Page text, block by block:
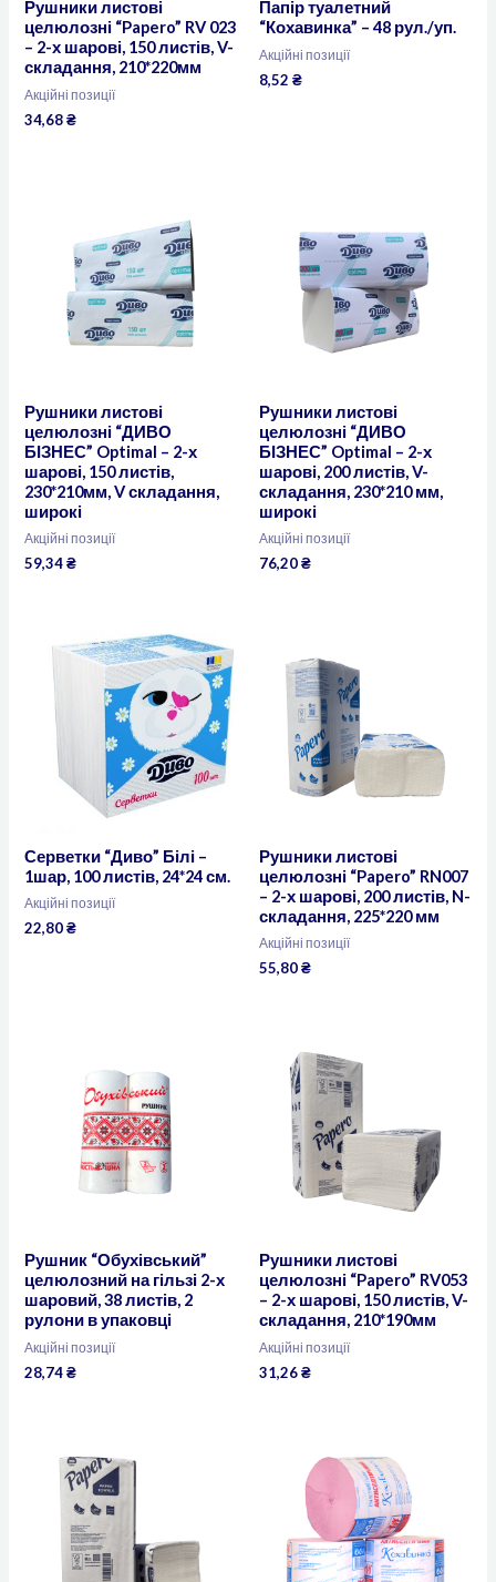
Рушники листові
целюлозні “Papero” RV 023
– 2-х шарові, 150 листів, V-
складання, 210*220мм
Акційні позиції
34,68₴
Папір туалетний
“Кохавинка” – 48 рул./уп.
Акційні позиції
8,52 ₴
Рушники листові
целюлозні “ДИВО
БІЗНЕС” Optimal – 2-х
шарові, 150 листів,
230*210мм, V складання,
широкі
Акційні позиції
59,34₴
Рушники листові
целюлозні “ДИВО
БІЗНЕС” Optimal – 2-х
шарові, 200 листів, V-
складання, 230*210 мм,
широкі
Акційні позиції
76,20₴
Серветки “Диво” Білі –
1шар, 100 листів, 24*24 см.
Акційні позиції
22,80₴
Рушники листові
целюлозні “Papero” RN007
– 2-х шарові, 200 листів, N-
складання, 225*220 мм
Акційні позиції
55,80₴
Рушник “Обухівський”
целюлозний на гільзі 2-х
шаровий, 38 листів, 2
рулони в упаковці
Акційні позиції
28,74₴
Рушники листові
целюлозні “Papero” RV053
– 2-х шарові, 150 листів, V-
складання, 210*190мм
Акційні позиції
31,26₴